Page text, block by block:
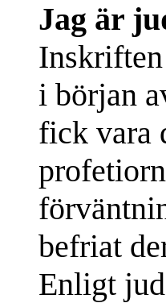
Jag är
Inskriften
i början
fick vara
befriat
Enligt